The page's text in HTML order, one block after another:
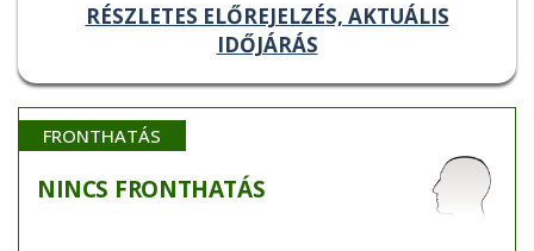
RÉSZLETES ELŐREJELZÉS, AKTUÁLIS
IDŐJÁRÁS
FRONTHATÁS
NINCS FRONTHATÁS